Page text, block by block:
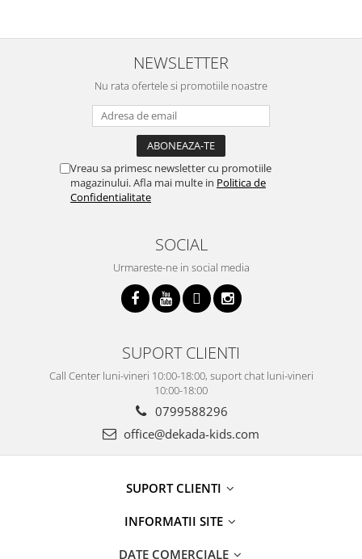
NEWSLETTER
Nu rata ofertele si promotiile noastre
Vreau sa primesc newsletter cu promotiile
magazinului. Afla mai multe in Politica de
Confidentialitate
SOCIAL
Urmareste-ne in social media
SUPORT CLIENTI
Call Center luni-vineri 10:00-18:00, suport chat luni-vineri
10:00-18:00
0799588296
office@dekada-kids.com
SUPORT CLIENTI
INFORMATII SITE
DATE COMERCIALE